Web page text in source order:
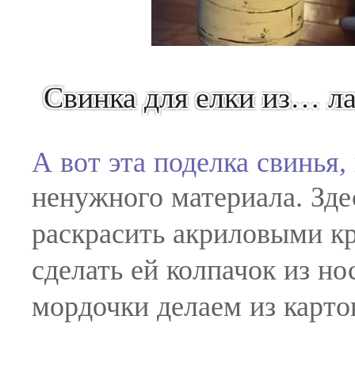
Свинка для елки из…
А вот эта поделка
ненужного материала.
раскрасить акриловыми
сделать ей колпачок из
мордочки делаем из